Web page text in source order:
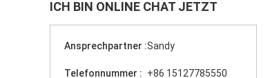
ICH BIN ONLINE CHAT JETZT
Ansprechpartner :Sandy
Telefonnummer : +86 15127785550